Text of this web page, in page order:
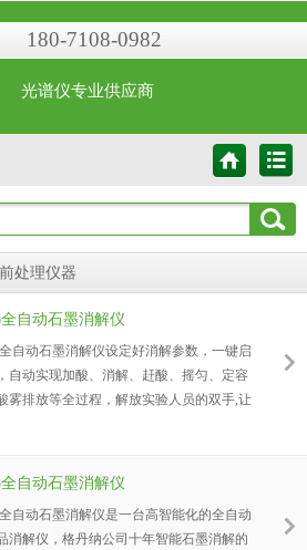
180-7108-0982
光谱仪专业供应商
处理仪器
自动石墨消解仪
自动石墨消解仪设定好消解参数，一键启
自动实现加酸、消解、赶酸、摇匀、定容
雾排放等全过程，解放实验人员的双手,让
自动石墨消解仪
自动石墨消解仪是一台高智能化的全自动
消解仪，格丹纳公司十年智能石墨消解的